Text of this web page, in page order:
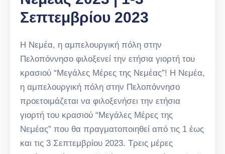
Σεπτεμβρίου 2023
H Νεμέα, η αμπελουργική πόλη στην
Πελοπόννησο φιλοξενεί την ετήσια γιορτή του
κρασιού “Μεγάλες Μέρες της Νεμέας”! H Νεμέα,
η αμπελουργική πόλη στην Πελοπόννησο
προετοιμάζεται να φιλοξενήσει την ετήσια
γιορτή του κρασιού “Μεγάλες Μέρες της
Νεμέας” που θα πραγματοποιηθεί από τις 1 έως
και τις 3 Σεπτεμβρίου 2023. Τρεις μέρες